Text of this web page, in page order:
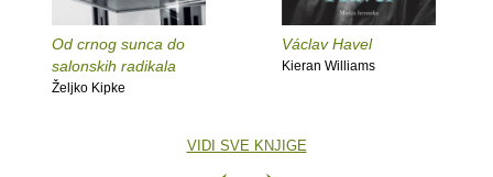
Od crnog sunca do
salonskih radikala
Željko Kipke
Václav Havel
Kieran Williams
VIDI SVE KNJIGE